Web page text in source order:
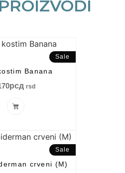
Sale
Banana
рсд rsd
Sale
crveni (M)